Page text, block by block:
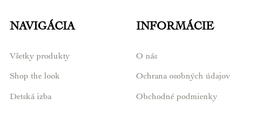
NAVIGÁCIA
Všetky produkty
Shop the look
Detská izba
INFORMÁCIE
O nás
Ochrana osobných údajov
Obchodné podmienky